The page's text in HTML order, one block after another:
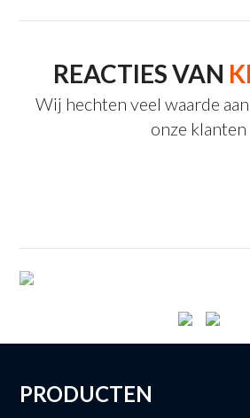
REACTIES VAN
Wij hechten veel waarde
onze klanten
PRODUCTEN